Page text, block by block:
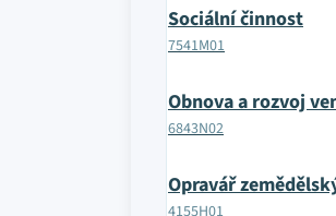
Sociální činnost
7541M01
Obnova a rozvoj
6843N02
Opravář
4155H01